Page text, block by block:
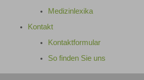
Medizinlexika
Kontakt
Kontaktformular
So finden Sie uns